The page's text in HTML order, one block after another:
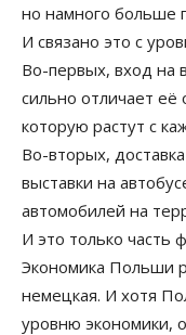
но намного больше
И связано это с
Во-первых, вход на
сильно отличает
которую растут с
Во-вторых,
выставки на
автомобилей на
И это только часть
Экономика Польши
немецкая. И хотя
уровню экономики,